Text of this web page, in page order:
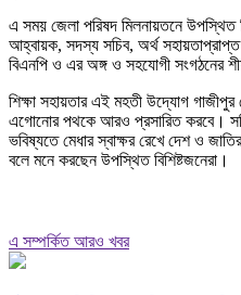
এ সময় জেলা পরিষদ মিলনায়তনে উপস্থিত
আহ্বায়ক, সদস্য সচিব, অর্থ সহায়তাপ্রাপ্ত
বিএনপি ও এর অঙ্গ ও সহযোগী সংগঠনের
শিক্ষা সহায়তার এই মহতী উদ্যোগ গাজীপুর
এগোনোর পথকে আরও প্রসারিত করবে।
ভবিষ্যতে মেধার স্বাক্ষর রেখে দেশ ও
বলে মনে করছেন উপস্থিত বিশিষ্টজনেরা।
এ সম্পর্কিত আরও খবর